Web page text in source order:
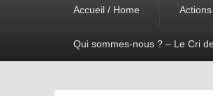
Accueil / Home
Qui sommes-nous ? – Le Cri